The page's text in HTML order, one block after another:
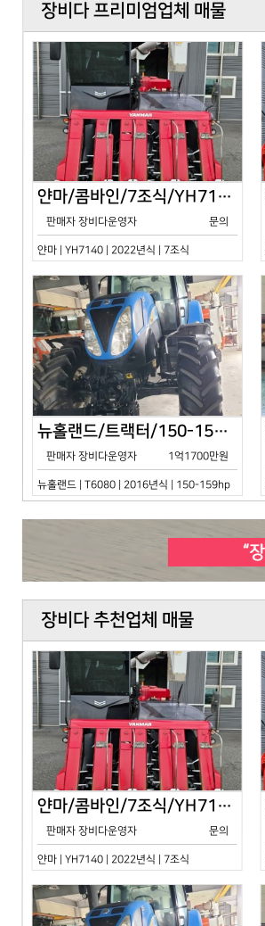
장비다 프리미엄업체 매물
얀마/콤바인/7조식/YH7140/2024년식
판매자 장비다운영자 문의
얀마 | YH7140 | 2022년식 | 7조식
뉴홀랜드/트랙터/150-159hp/T6080/2016년식
판매자 장비다운영자 1억1700만원
뉴홀랜드 | T6080 | 2016년식 | 150-159hp
장비다 추천업체 매물
얀마/콤바인/7조식/YH7140/2024년식
판매자 장비다운영자 문의
얀마 | YH7140 | 2022년식 | 7조식